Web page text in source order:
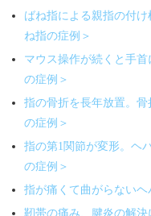
ばね指による親指の付
ね指の症例＞
マウス操作が続くと手
の症例＞
指の骨折を長年放置。
の症例＞
指の第1関節が変形。ヘ
の症例＞
指が痛くて曲がらないヘ
靭帯の痛み、腱炎の解決